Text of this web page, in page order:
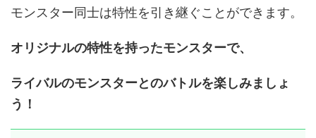
モンスター同士は特性を引き継ぐことができます。
オリジナルの特性を持ったモンスターで、
ライバルのモンスターとのバトルを楽しみましょ
う！